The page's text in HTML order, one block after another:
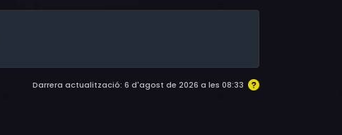
Darrera actualització: 6 d'agost de 2026 a les 08:33